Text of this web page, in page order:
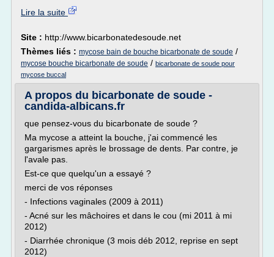
Lire la suite
Site : http://www.bicarbonatedesoude.net
Thèmes liés : mycose bain de bouche bicarbonate de soude /
mycose bouche bicarbonate de soude / bicarbonate de soude pour
mycose buccal
A propos du bicarbonate de soude -
candida-albicans.fr
que pensez-vous du bicarbonate de soude ?
Ma mycose a atteint la bouche, j'ai commencé les
gargarismes après le brossage de dents. Par contre, je
l'avale pas.
Est-ce que quelqu'un a essayé ?
merci de vos réponses
- Infections vaginales (2009 à 2011)
- Acné sur les mâchoires et dans le cou (mi 2011 à mi
2012)
- Diarrhée chronique (3 mois déb 2012, reprise en sept
2012)